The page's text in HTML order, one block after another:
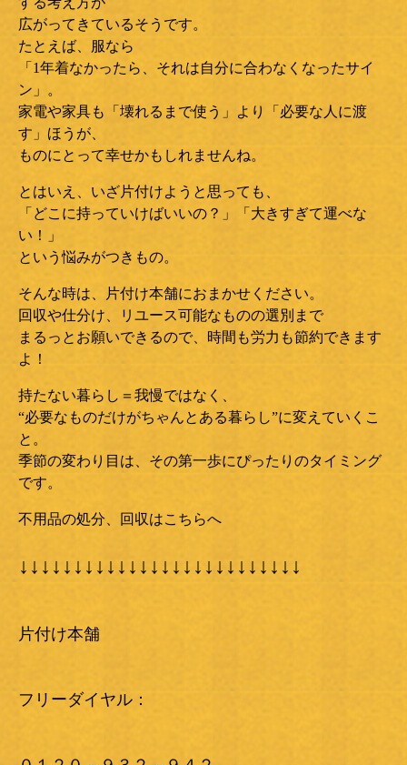
広がってきているそうです。
たとえば、服なら
「1年着なかったら、それは自分に合わなくなったサイ
ン」。
家電や家具も「壊れるまで使う」より「必要な人に渡
す」ほうが、
ものにとって幸せかもしれませんね。
とはいえ、いざ片付けようと思っても、
「どこに持っていけばいいの？」「大きすぎて運べな
い！」
という悩みがつきもの。
そんな時は、片付け本舗におまかせください。
回収や仕分け、リユース可能なものの選別まで
まるっとお願いできるので、時間も労力も節約できます
よ！
持たない暮らし＝我慢ではなく、
“必要なものだけがちゃんとある暮らし”に変えていくこ
と。
季節の変わり目は、その第一歩にぴったりのタイミング
です。
不用品の処分、回収はこちらへ
↓↓↓↓↓↓↓↓↓↓↓↓↓↓↓↓↓↓↓↓↓↓↓↓↓↓
片付け本舗
フリーダイヤル：